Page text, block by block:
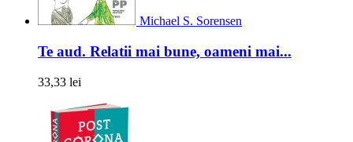
Michael S. Sorensen
Te aud. Relatii mai bune, oameni mai...
33,33 lei